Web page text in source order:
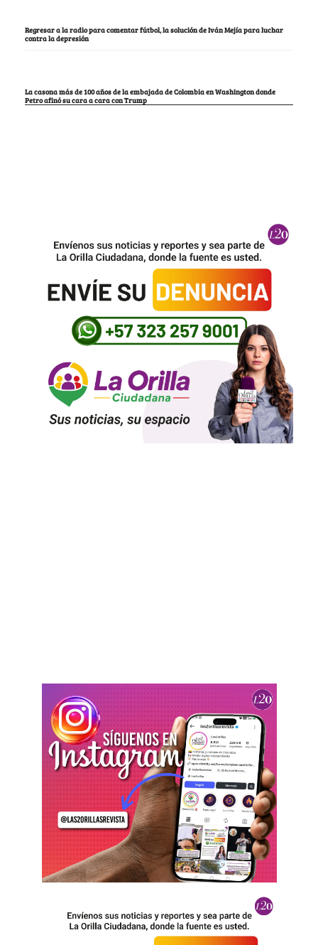
Regresar a la radio para comentar fútbol, la solución de Iván Mejía para luchar
contra la depresión
La casona más de 100 años de la embajada de Colombia en Washington donde
Petro afinó su cara a cara con Trump